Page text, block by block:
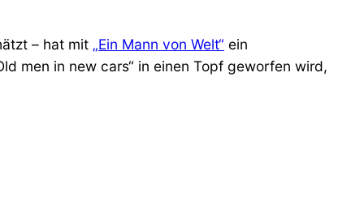
– hat mit „Ein Mann von Welt“ ein
men in new cars“ in einen Topf geworfen wird,